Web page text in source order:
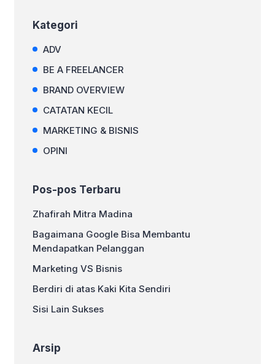
Kategori
ADV
BE A FREELANCER
BRAND OVERVIEW
CATATAN KECIL
MARKETING & BISNIS
OPINI
Pos-pos Terbaru
Zhafirah Mitra Madina
Bagaimana Google Bisa Membantu
Mendapatkan Pelanggan
Marketing VS Bisnis
Berdiri di atas Kaki Kita Sendiri
Sisi Lain Sukses
Arsip